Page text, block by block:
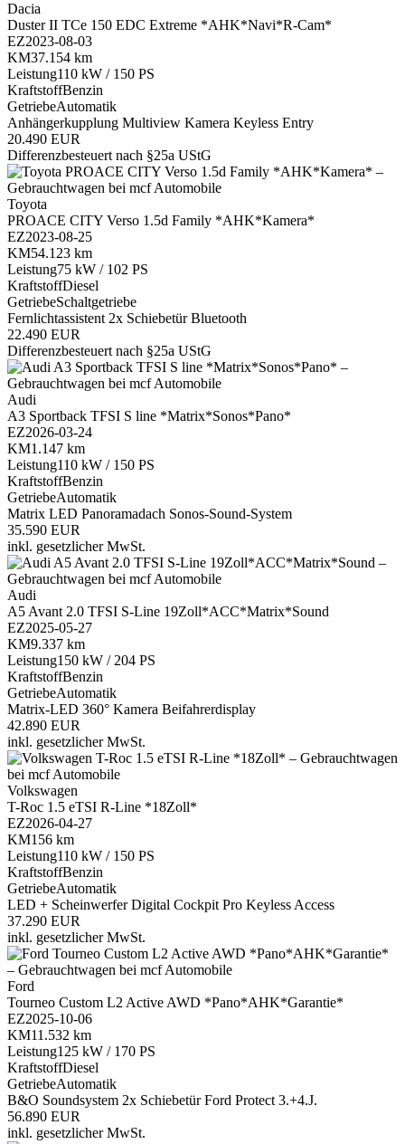
Dacia
Duster II TCe 150 EDC Extreme *AHK*Navi*R-Cam*
EZ2023-08-03
KM37.154 km
Leistung110 kW / 150 PS
KraftstoffBenzin
GetriebeAutomatik
Anhängerkupplung Multiview Kamera Keyless Entry
20.490 EUR
Differenzbesteuert nach §25a UStG
Toyota
PROACE CITY Verso 1.5d Family *AHK*Kamera*
EZ2023-08-25
KM54.123 km
Leistung75 kW / 102 PS
KraftstoffDiesel
GetriebeSchaltgetriebe
Fernlichtassistent 2x Schiebetür Bluetooth
22.490 EUR
Differenzbesteuert nach §25a UStG
Audi
A3 Sportback TFSI S line *Matrix*Sonos*Pano*
EZ2026-03-24
KM1.147 km
Leistung110 kW / 150 PS
KraftstoffBenzin
GetriebeAutomatik
Matrix LED Panoramadach Sonos-Sound-System
35.590 EUR
inkl. gesetzlicher MwSt.
Audi
A5 Avant 2.0 TFSI S-Line 19Zoll*ACC*Matrix*Sound
EZ2025-05-27
KM9.337 km
Leistung150 kW / 204 PS
KraftstoffBenzin
GetriebeAutomatik
Matrix-LED 360° Kamera Beifahrerdisplay
42.890 EUR
inkl. gesetzlicher MwSt.
Volkswagen
T-Roc 1.5 eTSI R-Line *18Zoll*
EZ2026-04-27
KM156 km
Leistung110 kW / 150 PS
KraftstoffBenzin
GetriebeAutomatik
LED + Scheinwerfer Digital Cockpit Pro Keyless Access
37.290 EUR
inkl. gesetzlicher MwSt.
Ford
Tourneo Custom L2 Active AWD *Pano*AHK*Garantie*
EZ2025-10-06
KM11.532 km
Leistung125 kW / 170 PS
KraftstoffDiesel
GetriebeAutomatik
B&O Soundsystem 2x Schiebetür Ford Protect 3.+4.J.
56.890 EUR
inkl. gesetzlicher MwSt.